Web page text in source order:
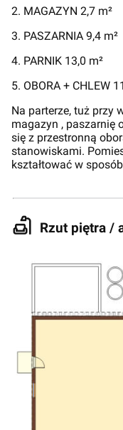
2. MAGAZYN 2,7 m²
3. PASZARNIA 9,4 m²
4. PARNIK 13,0 m²
5. OBORA + CHLEW
Na parterze, tuż przy
magazyn , paszarnię
się z przestronną
stanowiskami.
kształtować w
Rzut piętra /